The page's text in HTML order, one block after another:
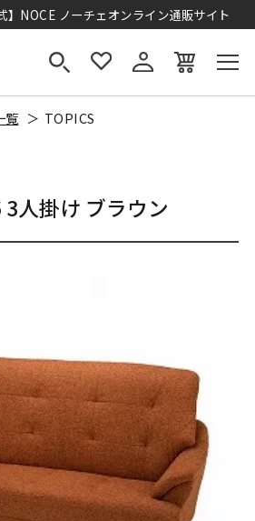
】NOCE ノーチェオンライン通販サイト
覧 TOPICS
人掛け ブラウン